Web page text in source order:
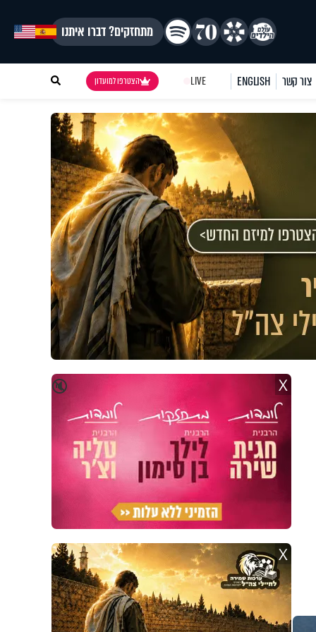
מתחזקים? דברו איתנו
צור קשר ENGLISH
LIVE הצטרפו למועדון
🔇 X
X